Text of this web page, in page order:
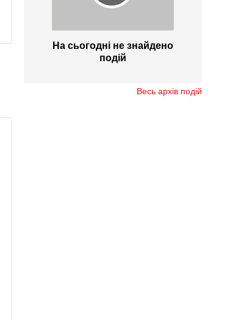
На сьогодні не знайдено
подій
Весь архів подій